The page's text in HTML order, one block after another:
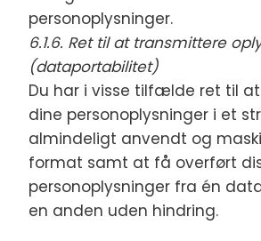
personoplysninger.
6.1.6. Ret til at transmittere
(dataportabilitet)
Du har i visse tilfælde ret til
dine personoplysninger i et
almindeligt anvendt og
format samt at få overført
personoplysninger fra én
en anden uden hindring.